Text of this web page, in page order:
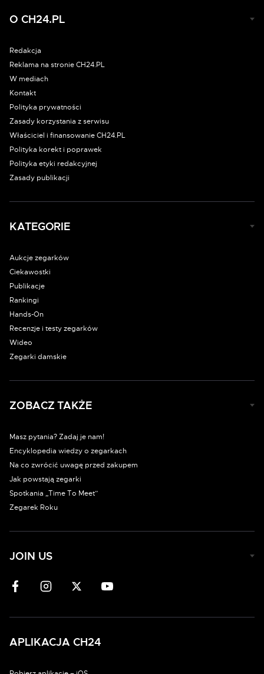
O CH24.PL
Redakcja
Reklama na stronie CH24.PL
W mediach
Kontakt
Polityka prywatności
Zasady korzystania z serwisu
Właściciel i finansowanie CH24.PL
Polityka korekt i poprawek
Polityka etyki redakcyjnej
Zasady publikacji
KATEGORIE
Aukcje zegarków
Ciekawostki
Publikacje
Rankingi
Hands-On
Recenzje i testy zegarków
Wideo
Zegarki damskie
ZOBACZ TAKŻE
Masz pytania? Zadaj je nam!
Encyklopedia wiedzy o zegarkach
Na co zwrócić uwagę przed zakupem
Jak powstają zegarki
Spotkania „Time To Meet”
Zegarek Roku
JOIN US
APLIKACJA CH24